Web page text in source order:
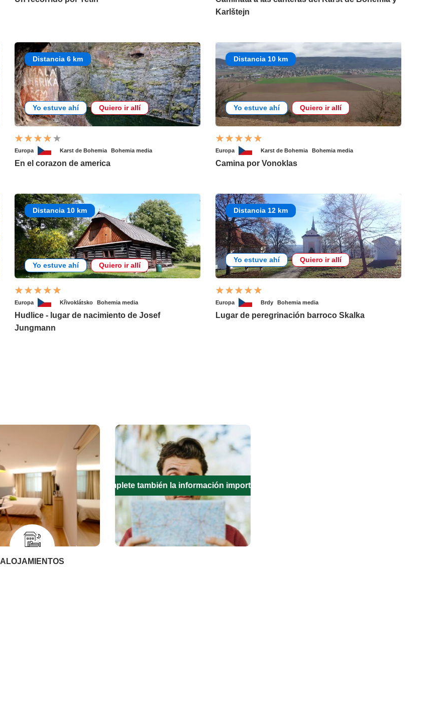
Karlštejn
Distancia 6 km
Yo estuve ahí Quiero ir allí
Europa Karst de Bohemia Bohemia media
En el corazon de america
Distancia 10 km
Yo estuve ahí Quiero ir allí
Europa Karst de Bohemia Bohemia media
Camina por Vonoklas
Distancia 10 km
Yo estuve ahí Quiero ir allí
Europa Křivoklátsko Bohemia media
Hudlice - lugar de nacimiento de Josef
Jungmann
Distancia 12 km
Yo estuve ahí Quiero ir allí
Europa Brdy Bohemia media
Lugar de peregrinación barroco Skalka
ALOJAMIENTOS
Complete también la información importante